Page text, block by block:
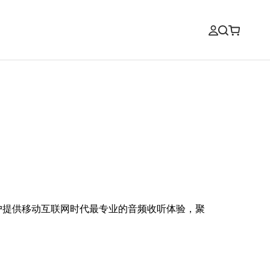
供移动互联网时代最专业的音频收听体验，聚